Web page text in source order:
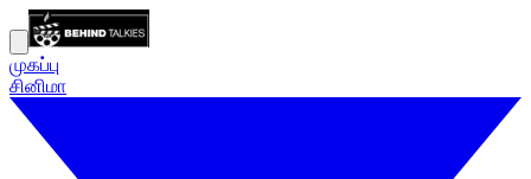
முகப்பு
சினிமா